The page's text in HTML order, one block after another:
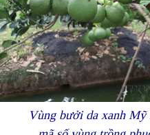
Vùng bưởi da xanh Mỹ